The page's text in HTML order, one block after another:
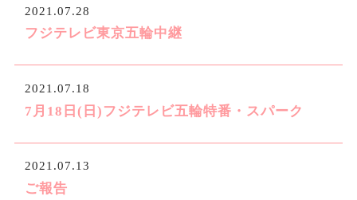
2021.07.28
フジテレビ東京五輪中継
2021.07.18
7月18日(日)フジテレビ五輪特番・スパーク
2021.07.13
ご報告